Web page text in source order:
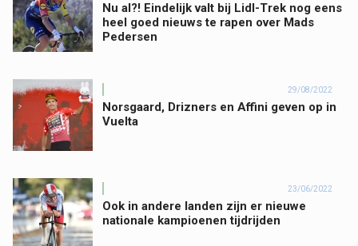
Nu al?! Eindelijk valt bij Lidl-Trek nog eens
heel goed nieuws te rapen over Mads
Pedersen
29/08/2022
Norsgaard, Drizners en Affini geven op in
Vuelta
23/06/2022
Ook in andere landen zijn er nieuwe
nationale kampioenen tijdrijden